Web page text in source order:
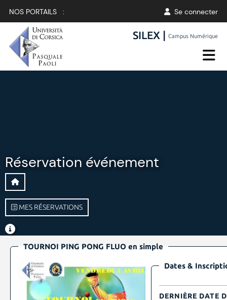
NOS PORTAILS : Se connecter
SILEX |Campus Numérique
Réservation événement
MES RÉSERVATIONS
TOURNOI PING PONG FLUO en simple
Dates &
DERNIÈRE DATE